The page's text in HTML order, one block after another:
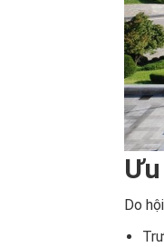
Do